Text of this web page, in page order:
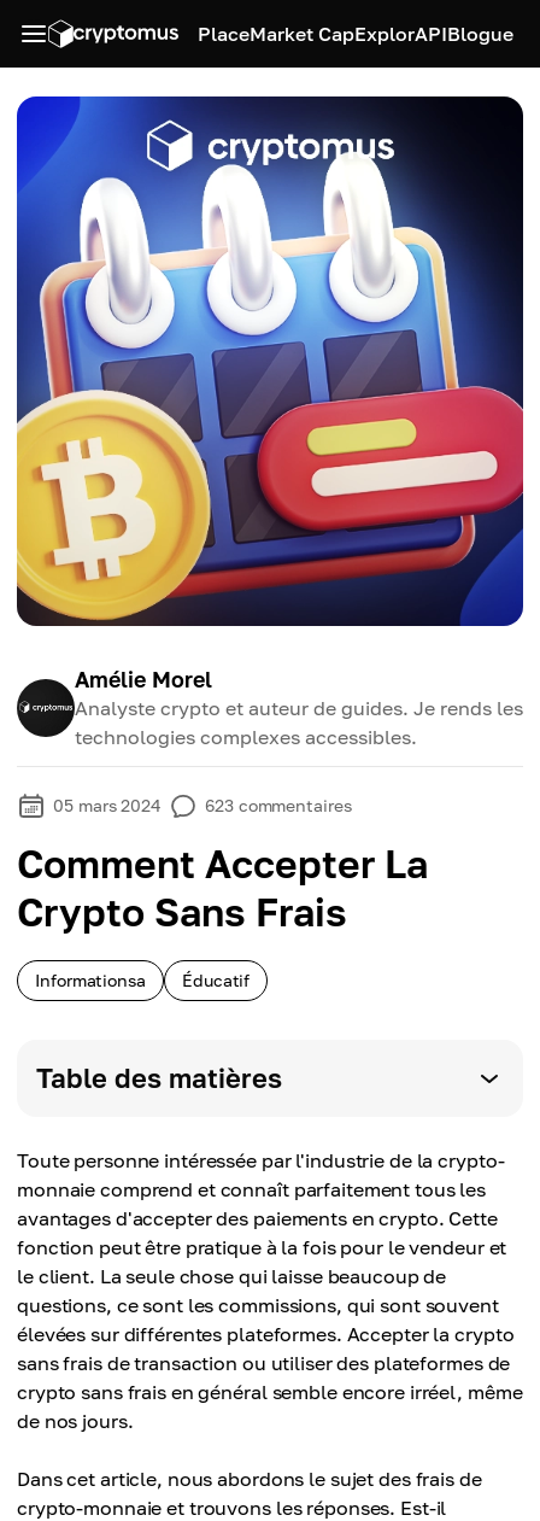
PlaceMarket CapExplorAPIBlogue
Amélie Morel
Analyste crypto et auteur de guides. Je rends les
technologies complexes accessibles.
05 mars 2024 623 commentaires
Comment Accepter La
Crypto Sans Frais
Informationsa Éducatif
Table des matières
Toute personne intéressée par l'industrie de la crypto-
monnaie comprend et connaît parfaitement tous les
avantages d'accepter des paiements en crypto. Cette
fonction peut être pratique à la fois pour le vendeur et
le client. La seule chose qui laisse beaucoup de
questions, ce sont les commissions, qui sont souvent
élevées sur différentes plateformes. Accepter la crypto
sans frais de transaction ou utiliser des plateformes de
crypto sans frais en général semble encore irréel, même
de nos jours.
Dans cet article, nous abordons le sujet des frais de
crypto-monnaie et trouvons les réponses. Est-il